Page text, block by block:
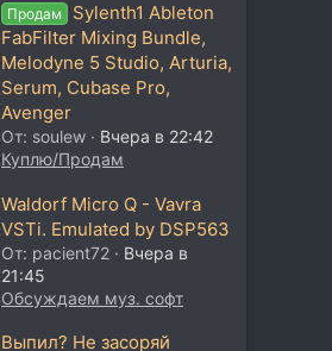
Продам
Sylenth1 Ableton
FabFilter Mixing Bundle,
Melodyne 5 Studio, Arturia,
Serum, Cubase Pro,
Avenger
От: soulew
Вчера в 22:42
Куплю/Продам
Waldorf Micro Q - Vavra
VSTi. Emulated by DSP563
От: pacient72
Вчера в
21:45
Обсуждаем муз. софт
Выпил? Не засоряй